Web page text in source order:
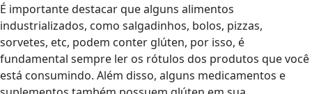
É importante destacar que alguns alimentos
industrializados, como salgadinhos, bolos, pizzas,
sorvetes, etc, podem conter glúten, por isso, é
fundamental sempre ler os rótulos dos produtos que você
está consumindo. Além disso, alguns medicamentos e